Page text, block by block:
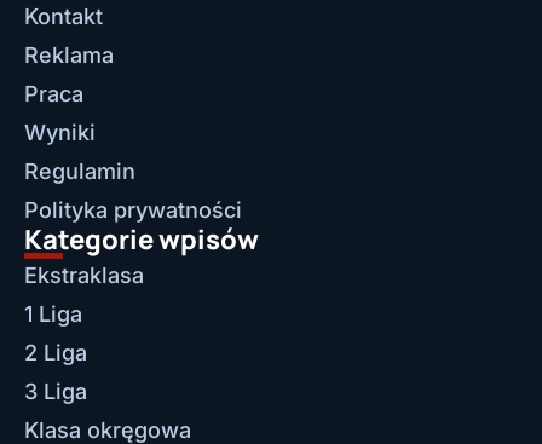
Kontakt
Reklama
Praca
Wyniki
Regulamin
Polityka prywatności
Kategorie wpisów
Ekstraklasa
1 Liga
2 Liga
3 Liga
Klasa okręgowa